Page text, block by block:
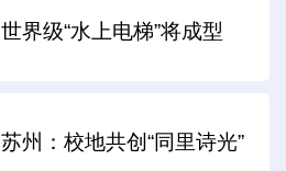
世界级“水上电梯”将成型
苏州：校地共创“同里诗光”